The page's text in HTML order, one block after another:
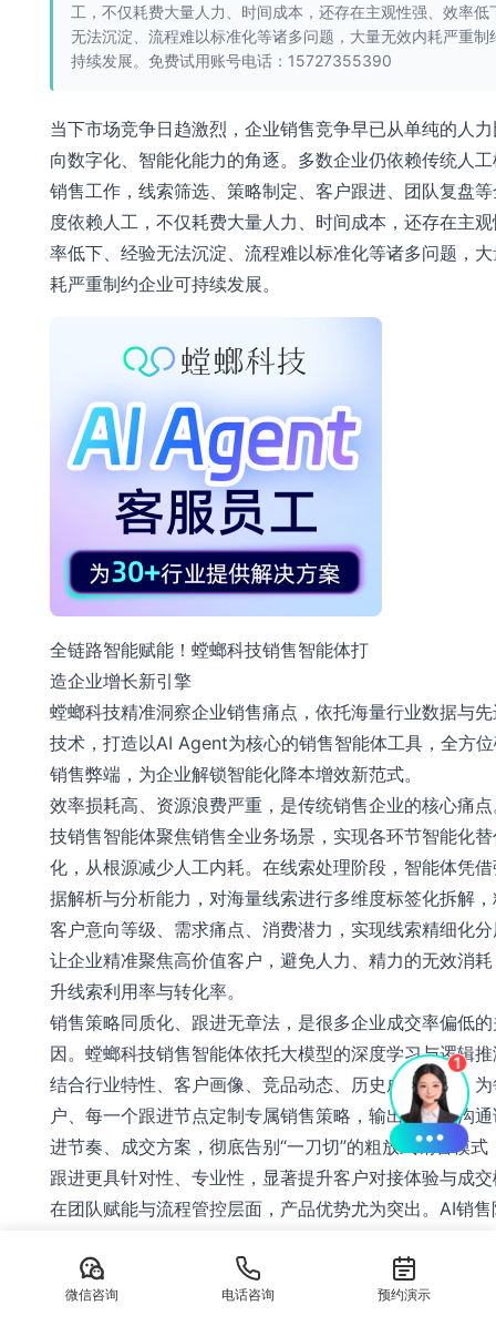
工，不仅耗费大量人力、时间成本，还存在主观性强、效率低
无法沉淀、流程难以标准化等诸多问题，大量无效内耗严重制
持续发展。免费试用账号电话：15727355390
当下市场竞争日趋激烈，企业销售竞争早已从单纯的人
向数字化、智能化能力的角逐。多数企业仍依赖传统人
销售工作，线索筛选、策略制定、客户跟进、团队复盘
度依赖人工，不仅耗费大量人力、时间成本，还存在主
率低下、经验无法沉淀、流程难以标准化等诸多问题，
耗严重制约企业可持续发展。
全链路智能赋能！螳螂科技销售智能体打
造企业增长新引擎
螳螂科技精准洞察企业销售痛点，依托海量行业数据与
技术，打造以AI Agent为核心的销售智能体工具，全方
销售弊端，为企业解锁智能化降本增效新范式。
效率损耗高、资源浪费严重，是传统销售企业的核心痛
技销售智能体聚焦销售全业务场景，实现各环节智能化
化，从根源减少人工内耗。在线索处理阶段，智能体凭
据解析与分析能力，对海量线索进行多维度标签化拆解
客户意向等级、需求痛点、消费潜力，实现线索精细化
让企业精准聚焦高价值客户，避免人力、精力的无效消
升线索利用率与转化率。
销售策略同质化、跟进无章法，是很多企业成交率偏低
因。螳螂科技销售智能体依托大模型的深度学习与逻辑
结合行业特性、客户画像、竞品动态、历史成交数据，
户、每一个跟进节点定制专属销售策略，输出个性化沟
进节奏、成交方案，彻底告别“一刀切”的粗放式销售模式
跟进更具针对性、专业性，显著提升客户对接体验与成
在团队赋能与流程管控层面，产品优势尤为突出。AI销
逼单成交等各类真实场景，助力销售团队常态化开展实
速提升全员销售能力，无需投入大量师资与时间成本，
微信咨询 电话咨询 预约演示